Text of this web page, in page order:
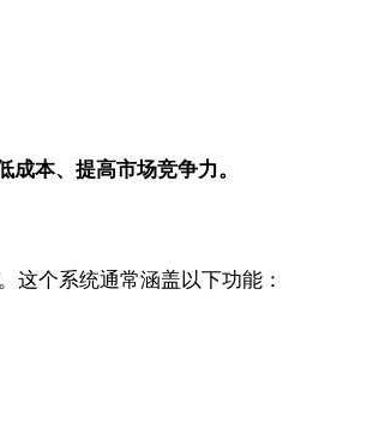
本、提高市场竞争力。
这个系统通常涵盖以下功能：